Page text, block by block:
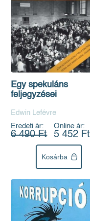
Egy spekuláns
feljegyzései
Edwin Lefévre
Eredeti ár:
6 490 Ft
Online ár:
5 452 Ft
Kosárba